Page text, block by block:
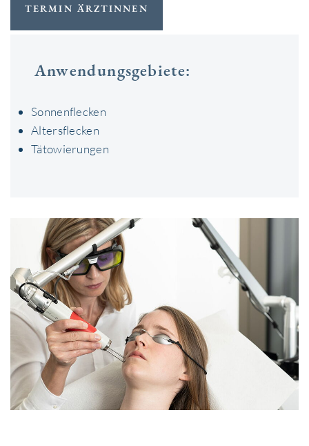
TERMIN ÄRZTINNEN
Anwendungsgebiete:
Sonnenflecken
Altersflecken
Tätowierungen